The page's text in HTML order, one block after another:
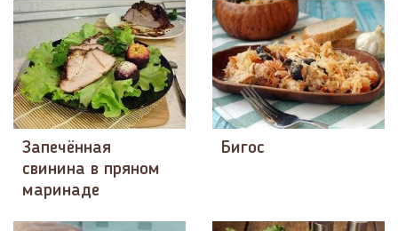
Запечённая
свинина в пряном
маринаде
Бигос